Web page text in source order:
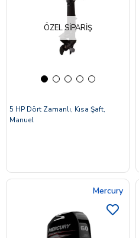
ÖZEL SIPARIŞ
5 HP Dört Zamanlı, Kısa Şaft,
Manuel
Mercury